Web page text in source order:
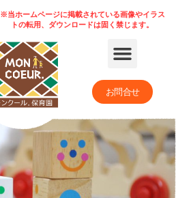
※当ホームページに掲載されている画像やイラス
トの転用、ダウンロードは固く禁じます。
お問合せ